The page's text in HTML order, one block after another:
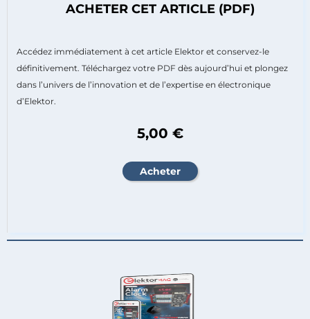
ACHETER CET ARTICLE (PDF)
Accédez immédiatement à cet article Elektor et conservez-le
définitivement. Téléchargez votre PDF dès aujourd’hui et plongez
dans l’univers de l’innovation et de l’expertise en électronique
d’Elektor.
5,00 €